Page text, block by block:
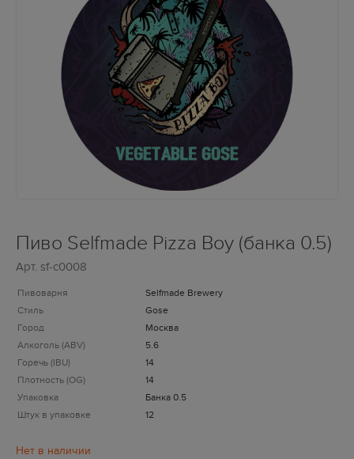
Пиво Selfmade Pizza Boy (банка 0.5)
Арт. sf-c0008
Пивоварня
Selfmade Brewery
Стиль
Gose
Город
Москва
Алкоголь (ABV)
5.6
Горечь (IBU)
14
Плотность (OG)
14
Упаковка
Банка 0.5
Штук в упаковке
12